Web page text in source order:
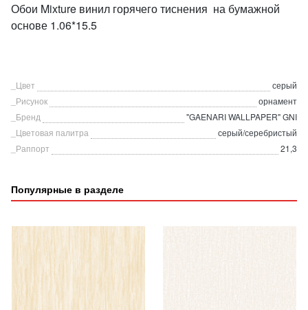
Обои Mixture винил горячего тиснения на бумажной
основе 1.06*15.5
_Цвет
серый
_Рисунок
орнамент
_Бренд
"GAENARI WALLPAPER" GNI
_Цветовая палитра
серый/серебристый
_Раппорт
21,3
Популярные в разделе